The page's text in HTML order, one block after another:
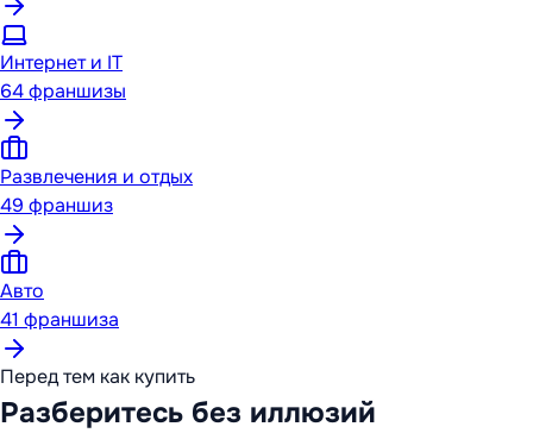
Интернет и IT
64франшизы
Развлечения и отдых
49 франшиз
Авто
41 франшиза
Перед тем как купить
Разберитесь без иллюзий